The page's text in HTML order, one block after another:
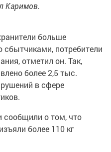
Каримов.
больше
сбытчиками, потребители
отметил он. Так,
более 2,5 тыс.
в сфере
сообщили о том, что
более 110 кг